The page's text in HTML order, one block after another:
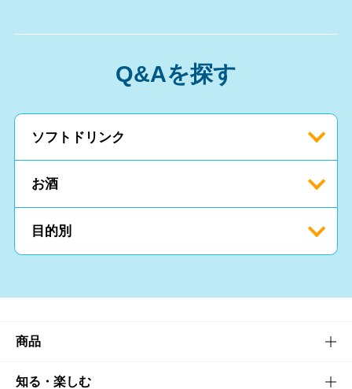
Q&Aを探す
ソフトドリンク
お酒
目的別
商品
商品TOP
知る・楽しむ